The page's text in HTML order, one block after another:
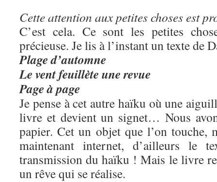
Cette attention aux petites choses est
C’est cela. Ce sont les petites
précieuse. Je lis à l’instant un texte de
Plage d’automne
Le vent feuillète une revue
Page à page
Je pense à cet autre haïku où une
livre et devient un signet… Nous
papier. Cet un objet que l’on touche,
maintenant internet, d’ailleurs le
transmission du haïku ! Mais le livre
un rêve qui se réalise.